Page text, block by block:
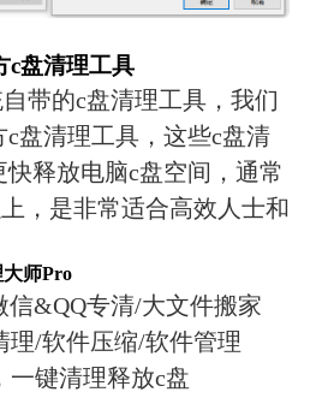
c盘清理工具
带的c盘清理工具，我们
盘清理工具，这些c盘清
释放电脑c盘空间，通常
，是非常适合高效人士和
师Pro
信&QQ专清/大文件搬家
理/软件压缩/软件管理
一键清理释放c盘